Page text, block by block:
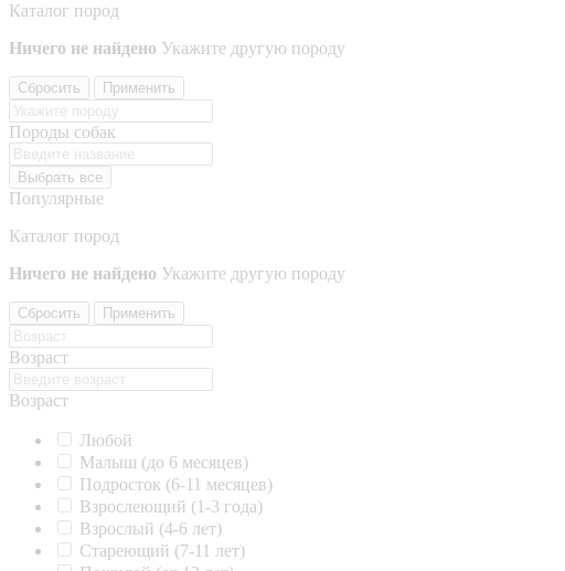
Каталог пород
Ничего не найдено Укажите другую породу
Сбросить Применить
Породы собак
Выбрать все
Популярные
Каталог пород
Ничего не найдено Укажите другую породу
Сбросить Применить
Возраст
Возраст
Любой
Малыш (до 6 месяцев)
Подросток (6-11 месяцев)
Взрослеющий (1-3 года)
Взрослый (4-6 лет)
Стареющий (7-11 лет)